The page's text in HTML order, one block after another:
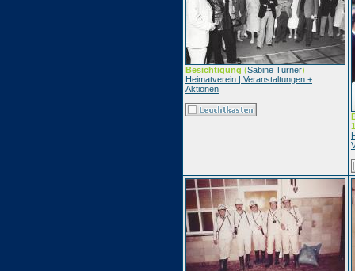
Besichtigung (Sabine Turner)
Heimatverein | Veranstaltungen +
Aktionen